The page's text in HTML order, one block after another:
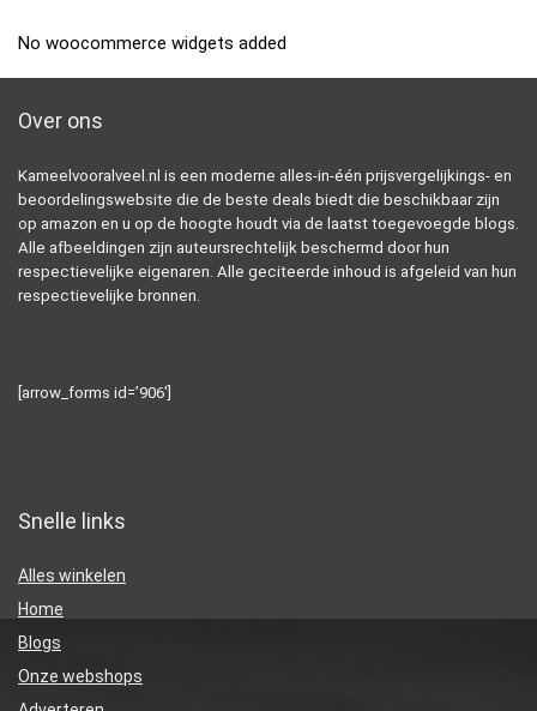
No woocommerce widgets added
Over ons
Kameelvooralveel.nl is een moderne alles-in-één prijsvergelijkings- en
beoordelingswebsite die de beste deals biedt die beschikbaar zijn
op amazon en u op de hoogte houdt via de laatst toegevoegde blogs.
Alle afbeeldingen zijn auteursrechtelijk beschermd door hun
respectievelijke eigenaren. Alle geciteerde inhoud is afgeleid van hun
respectievelijke bronnen.
[arrow_forms id=’906′]
Snelle links
Alles winkelen
Home
Blogs
Onze webshops